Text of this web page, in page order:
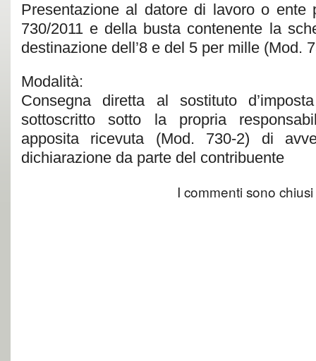
Presentazione al datore di lavoro o ente
730/2011 e della busta contenente la
destinazione dell’8 e del 5 per mille (Mod.
Modalità:
Consegna diretta al sostituto
sottoscritto sotto la propria
apposita ricevuta (Mod. 730-2) di
dichiarazione da parte del contribuente
I commenti sono chiusi